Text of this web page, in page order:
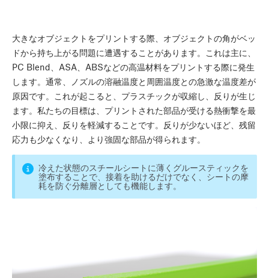
大きなオブジェクトをプリントする際、オブジェクトの角がベッ
ドから持ち上がる問題に遭遇することがあります。これは主に、
PC Blend、ASA、ABSなどの高温材料をプリントする際に発生
します。通常、ノズルの溶融温度と周囲温度との急激な温度差が
原因です。これが起こると、プラスチックが収縮し、反りが生じ
ます。私たちの目標は、プリントされた部品が受ける熱衝撃を最
小限に抑え、反りを軽減することです。反りが少ないほど、残留
応力も少なくなり、より強固な部品が得られます。
冷えた状態のスチールシートに薄くグルースティックを
塗布することで、接着を助けるだけでなく、シートの摩
耗を防ぐ分離層としても機能します。